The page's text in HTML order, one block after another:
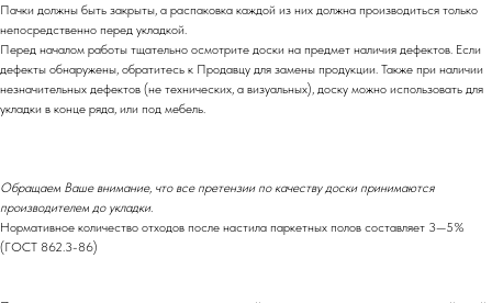
Пачки должны быть закрыты, а распаковка каждой из них должна производиться только
непосредственно перед укладкой.
Перед началом работы тщательно осмотрите доски на предмет наличия дефектов. Если
дефекты обнаружены, обратитесь к Продавцу для замены продукции. Также при наличии
незначительных дефектов (не технических, а визуальных), доску можно использовать для
укладки в конце ряда, или под мебель.
Обращаем Ваше внимание, что все претензии по качеству доски принимаются
производителем до укладки.
Нормативное количество отходов после настила паркетных полов составляет 3—5%
(ГОСТ 862.3-86)